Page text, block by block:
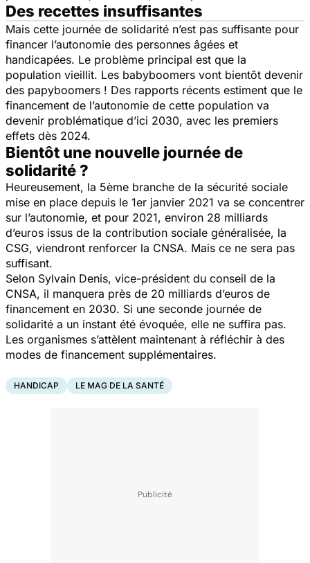
Des recettes insuffisantes
Mais cette journée de solidarité n’est pas suffisante pour
financer l’autonomie des personnes âgées et
handicapées. Le problème principal est que la
population vieillit. Les babyboomers vont bientôt devenir
des papyboomers ! Des rapports récents estiment que le
financement de l’autonomie de cette population va
devenir problématique d’ici 2030, avec les premiers
effets dès 2024.
Bientôt une nouvelle journée de
solidarité ?
Heureusement, la 5ème branche de la sécurité sociale
mise en place depuis le 1er janvier 2021 va se concentrer
sur l’autonomie, et pour 2021, environ 28 milliards
d’euros issus de la contribution sociale généralisée, la
CSG, viendront renforcer la CNSA. Mais ce ne sera pas
suffisant.
Selon Sylvain Denis, vice-président du conseil de la
CNSA, il manquera près de 20 milliards d’euros de
financement en 2030. Si une seconde journée de
solidarité a un instant été évoquée, elle ne suffira pas.
Les organismes s’attèlent maintenant à réfléchir à des
modes de financement supplémentaires.
HANDICAP LE MAG DE LA SANTÉ